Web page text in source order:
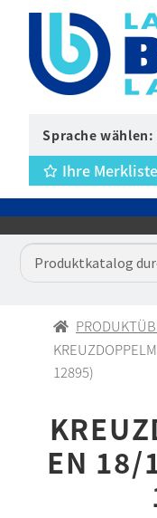
Sprache wählen:
Ihre Merkliste
12895)
EN 18/